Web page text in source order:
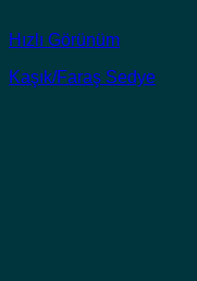
Hızlı Görünüm
Kaşık/Faraş Sedye